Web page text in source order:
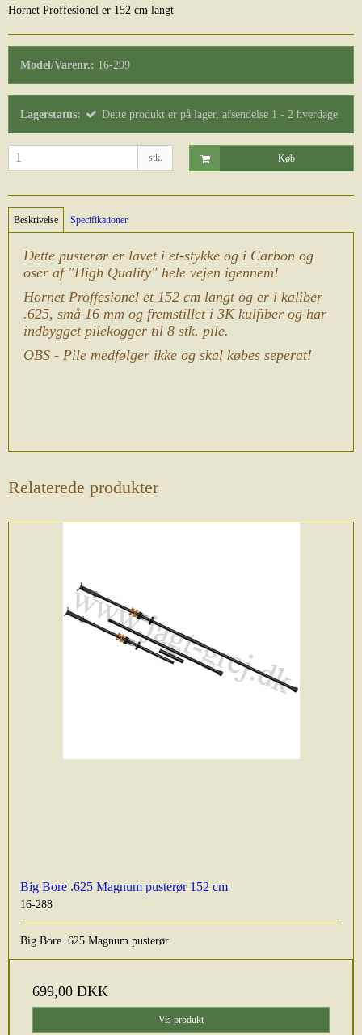
Hornet Proffesionel er 152 cm langt
Model/Varenr.: 16-299
Lagerstatus: Dette produkt er på lager, afsendelse 1 - 2 hverdage
stk. Køb
Beskrivelse Specifikationer
Dette pusterør er lavet i et-stykke og i Carbon og
oser af "High Quality" hele vejen igennem!
Hornet Proffesionel et 152 cm langt og er i kaliber
.625, små 16 mm og fremstillet i 3K kulfiber og har
indbygget pilekogger til 8 stk. pile.
OBS - Pile medfølger ikke og skal købes seperat!
Relaterede produkter
Big Bore .625 Magnum pusterør 152 cm
16-288
Big Bore .625 Magnum pusterør
699,00 DKK
Vis produkt